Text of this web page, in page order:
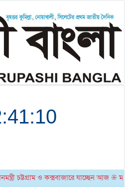
চট্টগ্রাম ও কক্সবাজারে যাচ্ছেন আজ ⁜